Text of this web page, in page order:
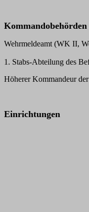
Wehrmeldeamt (WK II,
1. Stabs-Abteilung des
Höherer Kommandeur
Einrichtungen